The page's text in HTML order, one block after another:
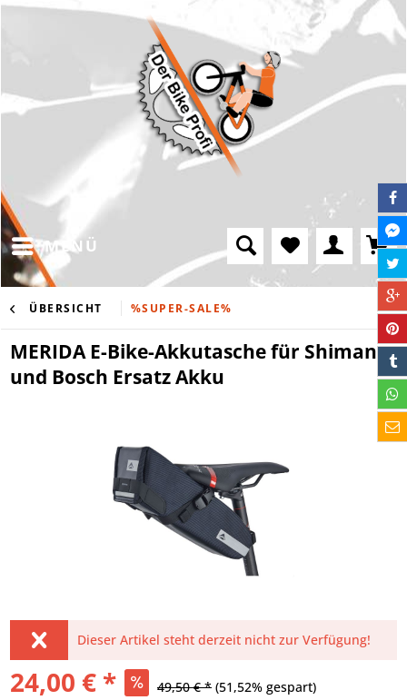
MENÜ
ÜBERSICHT %SUPER-SALE%
MERIDA E-Bike-Akkutasche für Shimano
und Bosch Ersatz Akku
Dieser Artikel steht derzeit nicht zur Verfügung!
24,00 € * 49,50 € * (51,52% gespart)